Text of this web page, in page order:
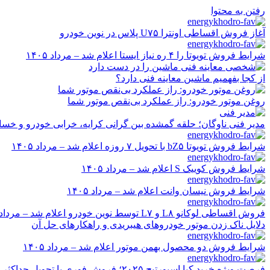
رفتن به محتوا
آغاز فروش اقساطی اونترا U۷۵ پلاس در نوین خودرو
شرایط فروش تویوتا را ۴ ره نیاز ایستا اعلام شد – مرداد ۱۴۰۵
از کجا بفهمیم ماشین معاینه فنی دارد؟
روغن موتور خودرو: راز عملکرد بی‌نقص موتور شما
مدیر فنی ناوگان؛ حلقه گمشده بین گرانی کرایه، خرابی خودرو و
شرایط فروش تویوتا bZ۵ با تحویل ۷ روزه اعلام شد – مرداد ۱۴۰۵
شرایط فروش کوییک S اعلام شد – مرداد ۱۴۰۵
شرایط فروش نیسان وانت اعلام شد – مرداد ۱۴۰۵
فروش اقساطی لوکانو L۸ و L۷ توسط نوین خودرو اعلام شد – مرداد ۱۴۰۵
دلایل ناک زدن موتور خودروهای هیبریدی و راهکارهای حل آن
شرایط فروش دو محصول بهمن موتور اعلام شد – مرداد ۱۴۰۵